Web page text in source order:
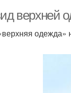
верхней
одежда»